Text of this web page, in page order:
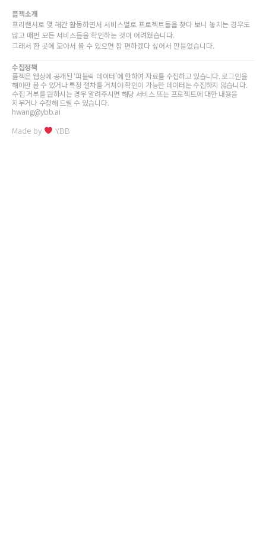
플젝소개
프리랜서로 몇 해간 활동하면서 서비스별로 프로젝트들을 찾다 보니 놓치는 경우도
많고 매번 모든 서비스들을 확인하는 것이 어려웠습니다.
그래서 한 곳에 모아서 볼 수 있으면 참 편하겠다 싶어서 만들었습니다.
수집정책
플젝은 웹상에 공개된 ‘퍼블릭 데이터’에 한하여 자료를 수집하고 있습니다. 로그인을
해야만 볼 수 있거나 특정 절차를 거쳐야 확인이 가능한 데이터는 수집하지 않습니다.
수집 거부를 원하시는 경우 알려주시면 해당 서비스 또는 프로젝트에 대한 내용을
지우거나 수정해 드릴 수 있습니다.
hwang@ybb.ai
Made by YBB